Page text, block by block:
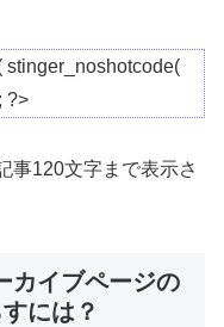
stinger_noshotcode(
?>
120文字まで表示さ
カイブページの
には？